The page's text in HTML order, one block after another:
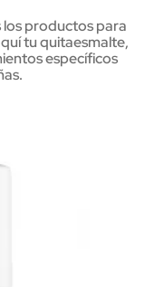
los productos para
tu quitaesmalte,
específicos